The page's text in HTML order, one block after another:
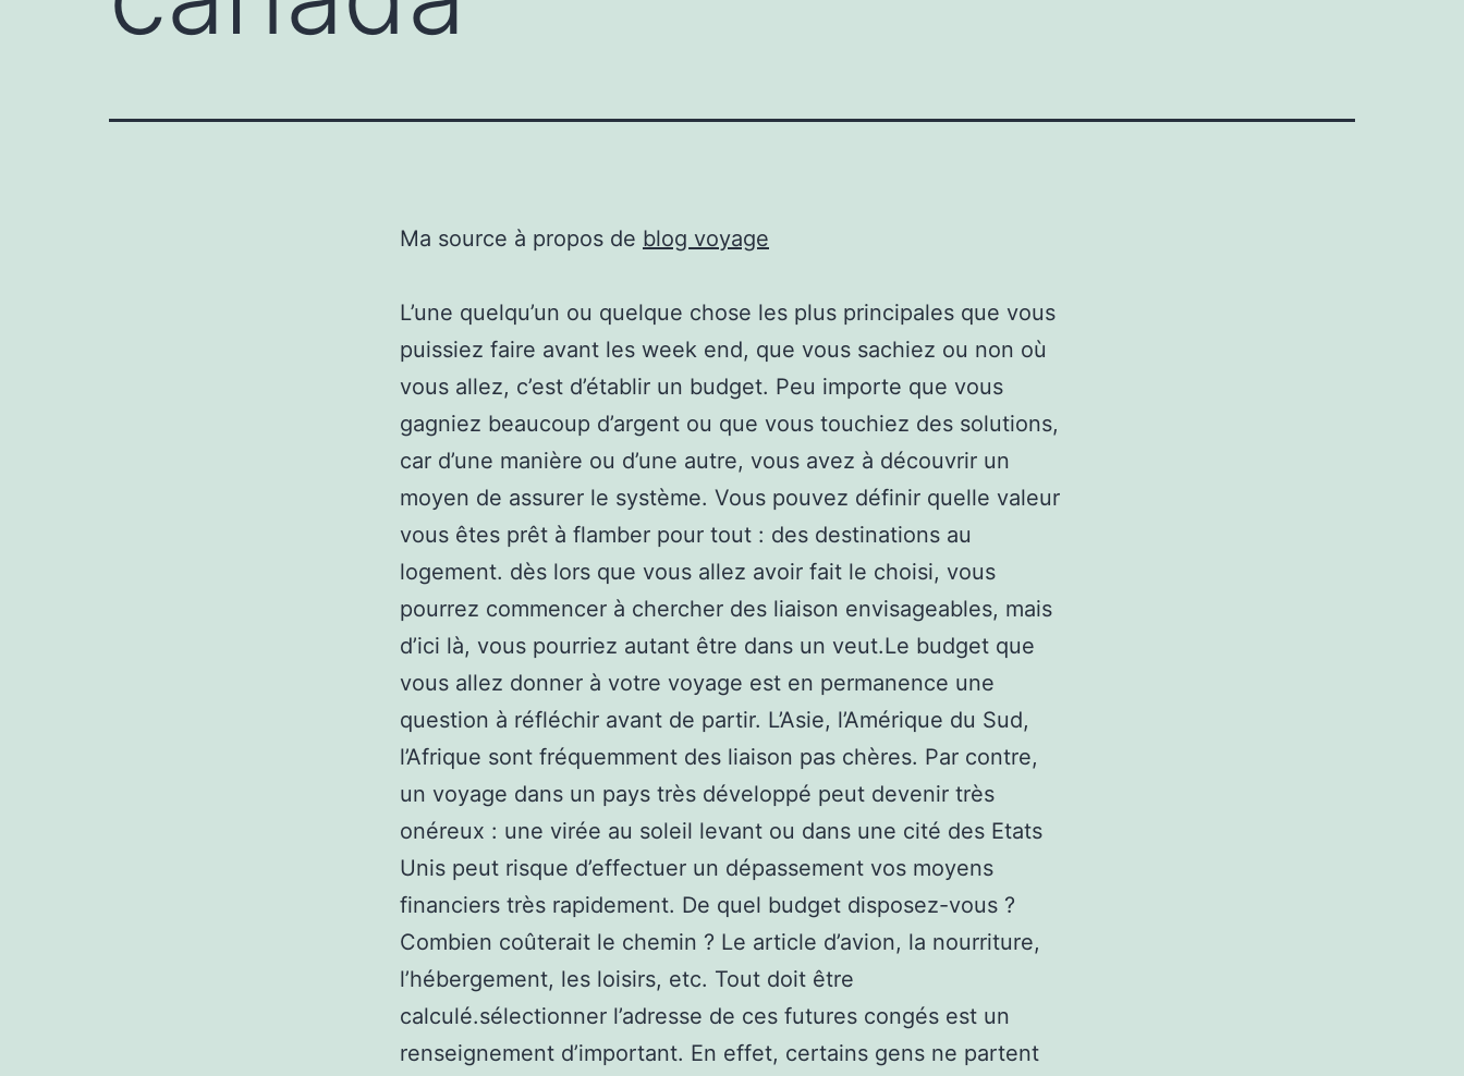
Ma source à propos de blog voyage
L’une quelqu’un ou quelque chose les plus principales que vous
puissiez faire avant les week end, que vous sachiez ou non où
vous allez, c’est d’établir un budget. Peu importe que vous
gagniez beaucoup d’argent ou que vous touchiez des solutions,
car d’une manière ou d’une autre, vous avez à découvrir un
moyen de assurer le système. Vous pouvez définir quelle valeur
vous êtes prêt à flamber pour tout : des destinations au
logement. dès lors que vous allez avoir fait le choisi, vous
pourrez commencer à chercher des liaison envisageables, mais
d’ici là, vous pourriez autant être dans un veut.Le budget que
vous allez donner à votre voyage est en permanence une
question à réfléchir avant de partir. L’Asie, l’Amérique du Sud,
l’Afrique sont fréquemment des liaison pas chères. Par contre,
un voyage dans un pays très développé peut devenir très
onéreux : une virée au soleil levant ou dans une cité des Etats
Unis peut risque d’effectuer un dépassement vos moyens
financiers très rapidement. De quel budget disposez-vous ?
Combien coûterait le chemin ? Le article d’avion, la nourriture,
l’hébergement, les loisirs, etc. Tout doit être
calculé.sélectionner l’adresse de ces futures congés est un
renseignement d’important. En effet, certains gens ne partent